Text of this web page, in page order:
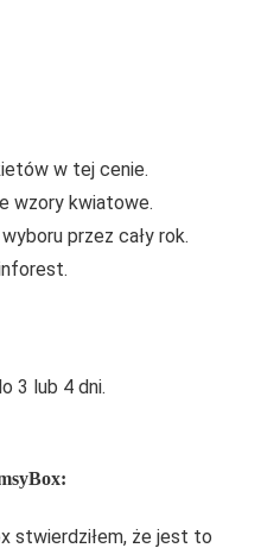
w tej cenie.
wzory kwiatowe.
przez cały rok.
3 lub 4 dni.
stwierdziłem, że jest to